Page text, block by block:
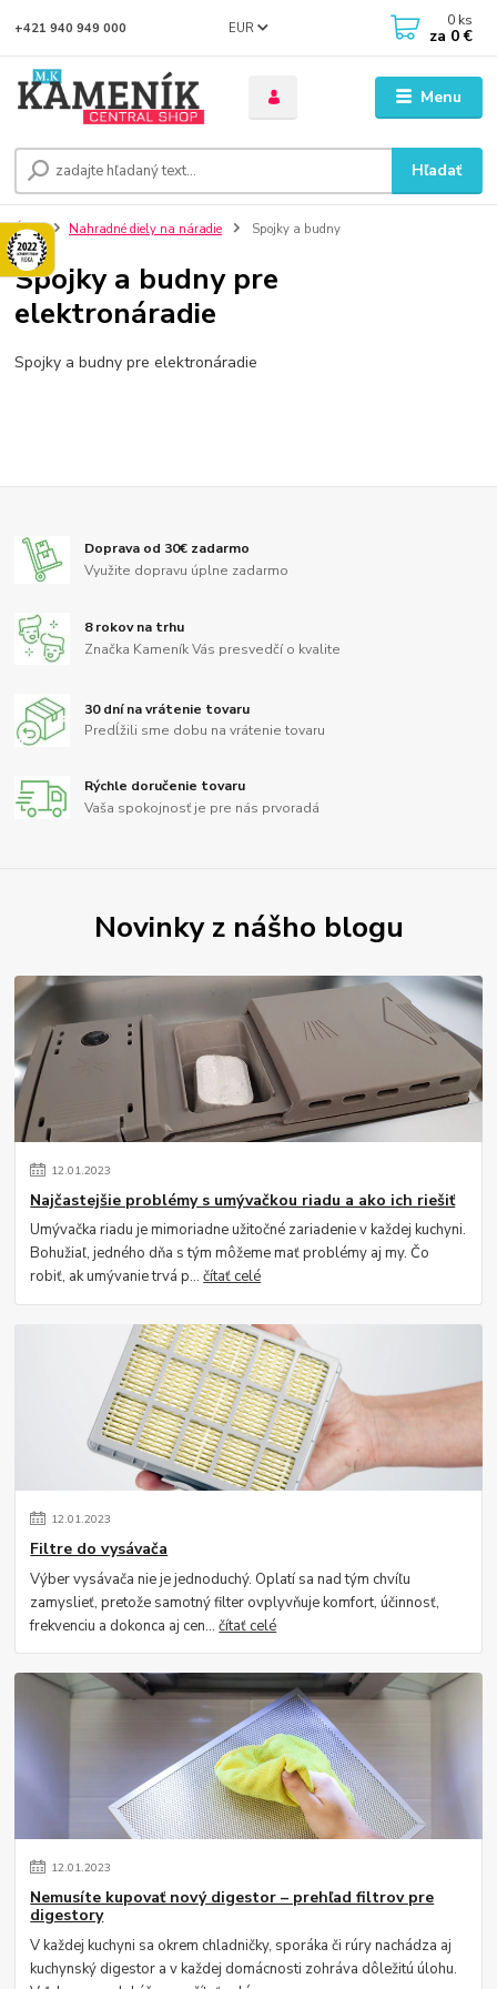
Menu
EUR
Hľadať
+421 940 949 000 0 ks
za 0 €
Úvod Nahradné diely na náradie Spojky a budny
Spojky a budny pre
elektronáradie
Spojky a budny pre elektronáradie
Doprava od 30€ zadarmo
Využite dopravu úplne zadarmo
8 rokov na trhu
Značka Kameník Vás presvedčí o kvalite
30 dní na vrátenie tovaru
Predĺžili sme dobu na vrátenie tovaru
Rýchle doručenie tovaru
Vaša spokojnosť je pre nás prvoradá
Novinky z nášho blogu
12.01.2023
Najčastejšie problémy s umývačkou riadu a ako ich riešiť
Umývačka riadu je mimoriadne užitočné zariadenie v každej kuchyni.
Bohužiaľ, jedného dňa s tým môžeme mať problémy aj my. Čo
robiť, ak umývanie trvá p...čítať celé
12.01.2023
Filtre do vysávača
Výber vysávača nie je jednoduchý. Oplatí sa nad tým chvíľu
zamyslieť, pretože samotný filter ovplyvňuje komfort, účinnosť,
frekvenciu a dokonca aj cen...čítať celé
12.01.2023
Nemusíte kupovať nový digestor – prehľad filtrov pre
digestory
V každej kuchyni sa okrem chladničky, sporáka či rúry nachádza aj
kuchynský digestor a v každej domácnosti zohráva dôležitú úlohu.